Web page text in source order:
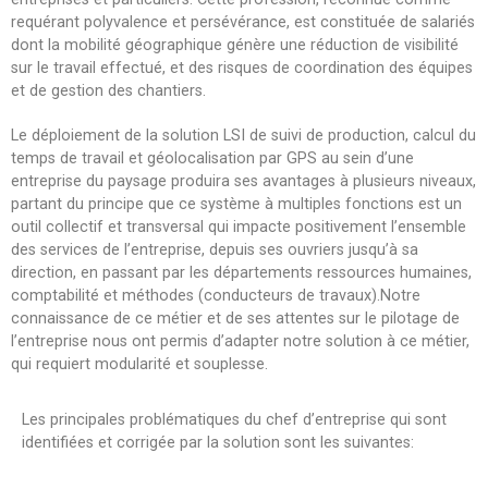
requérant polyvalence et persévérance, est constituée de salariés
dont la mobilité géographique génère une réduction de visibilité
sur le travail effectué, et des risques de coordination des équipes
et de gestion des chantiers.
Le déploiement de la solution LSI de suivi de production, calcul du
temps de travail et géolocalisation par GPS au sein d’une
entreprise du paysage produira ses avantages à plusieurs niveaux,
partant du principe que ce système à multiples fonctions est un
outil collectif et transversal qui impacte positivement l’ensemble
des services de l’entreprise, depuis ses ouvriers jusqu’à sa
direction, en passant par les départements ressources humaines,
comptabilité et méthodes (conducteurs de travaux).Notre
connaissance de ce métier et de ses attentes sur le pilotage de
l’entreprise nous ont permis d’adapter notre solution à ce métier,
qui requiert modularité et souplesse.
Les principales problématiques du chef d’entreprise qui sont
identifiées et corrigée par la solution sont les suivantes: